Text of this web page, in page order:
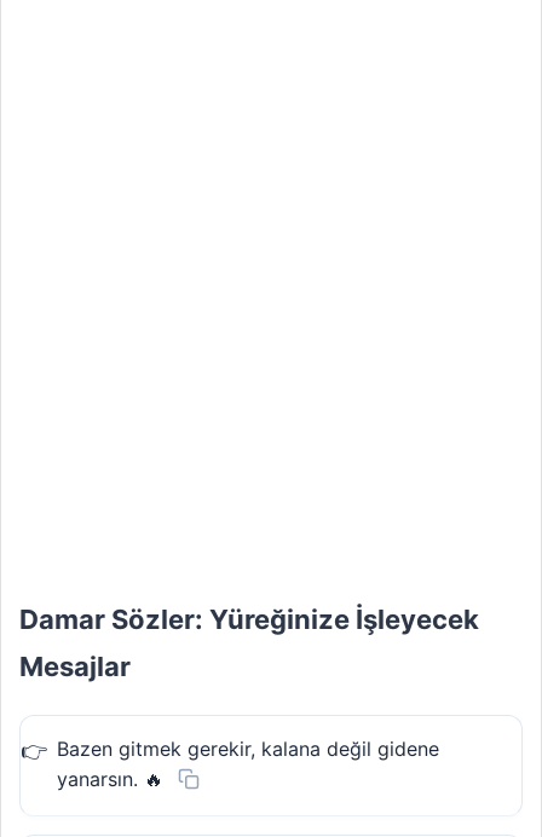
Damar Sözler: Yüreğinize İşleyecek
Mesajlar
Bazen gitmek gerekir, kalana değil gidene
yanarsın. 🔥